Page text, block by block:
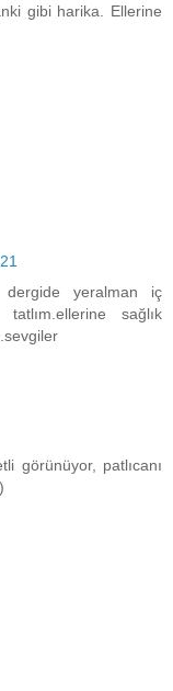
gibi harika. Ellerine
dergide yeralman iç
sağlık
görünüyor, patlıcanı